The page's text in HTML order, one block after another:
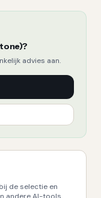
?
advies aan.
de selectie en